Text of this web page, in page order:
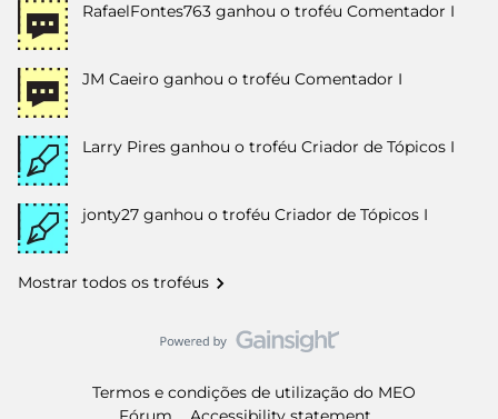
RafaelFontes763 ganhou o troféu Comentador I
JM Caeiro ganhou o troféu Comentador I
Larry Pires ganhou o troféu Criador de Tópicos I
jonty27 ganhou o troféu Criador de Tópicos I
Mostrar todos os troféus
Termos e condições de utilização do MEO